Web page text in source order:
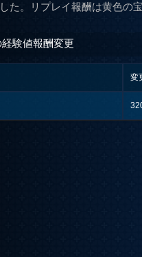
た。リプレイ報酬は黄色の
験値報酬変更
変